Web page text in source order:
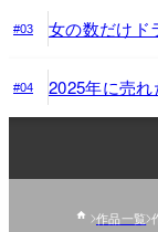
#03 女の数だけド
#04 2025年に売れ
作品一覧